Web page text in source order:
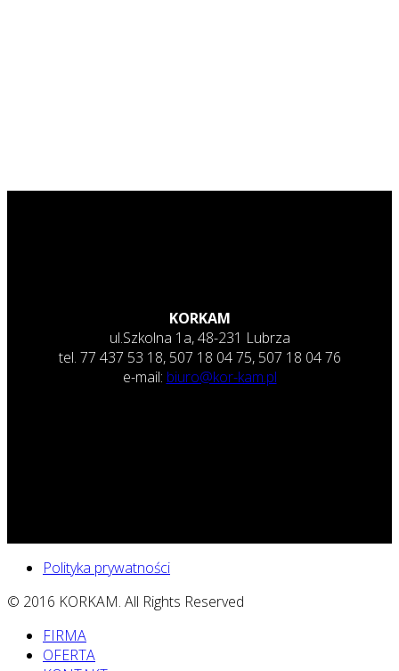
KORKAM
ul.Szkolna 1a, 48-231 Lubrza
tel. 77 437 53 18, 507 18 04 75, 507 18 04 76
e-mail: biuro@kor-kam.pl
Polityka prywatności
© 2016 KORKAM. All Rights Reserved
FIRMA
OFERTA